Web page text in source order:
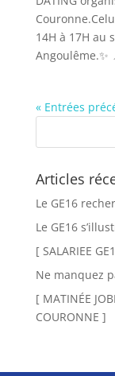
14H à 17H au
Angoulême.✨
« Entrées
Articles
Le GE16
Le GE16
[ SALARIEE
Ne manquez
[ MATINÉE
COURONNE ]